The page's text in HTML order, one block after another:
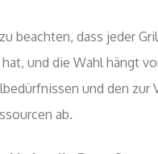
beachten, dass jeder
und die Wahl hängt
und den zur
ab.